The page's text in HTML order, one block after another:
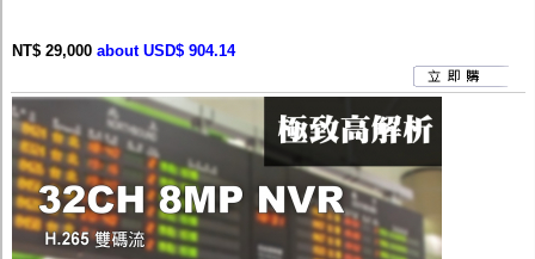
NT$ 29,000 about USD$ 904.14